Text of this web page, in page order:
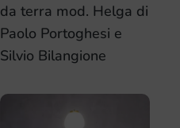
da terra mod. Helga di
Paolo Portoghesi e
Silvio Bilangione